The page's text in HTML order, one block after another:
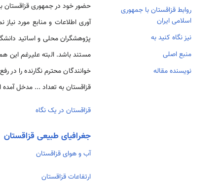
روابط قزاقستان با جمهوری
اسلامی ایران
نیز نگاه کنید به
منبع اصلی
نویسنده مقاله
آوری اطلاعات و منابع مورد
پژوهشگران محلی و اساتید
مستند باشد. البته علیرغم
خوانندگان محترم نگارنده را
قزاقستان به تعداد ... مدخل
قزاقستان در یک نگاه
جغرافیای طبیعی قزاقستان
آب و هوای قزاقستان
ارتفاعات قزاقستان